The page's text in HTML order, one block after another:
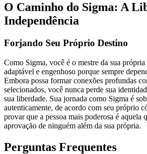
O Caminho do Sigma: A
Independência
Forjando Seu Próprio Destino
Como Sigma, você é o mestre da sua
adaptável e engenhoso porque sempre
Embora possa formar conexões profundas
selecionados, você nunca perde sua
sua liberdade. Sua jornada como Sigma é
autenticamente, de acordo com seu próprio
provar que a pessoa mais poderosa é aquela
aprovação de ninguém além da sua própria.
Perguntas Frequentes